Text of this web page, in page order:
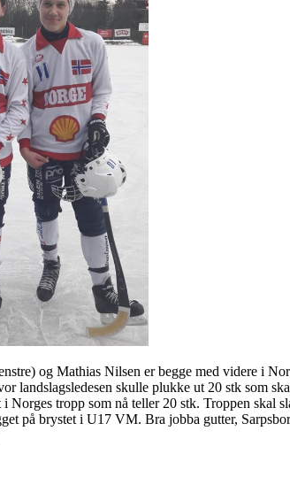
og Mathias Nilsen er begge med videre i
landslagsledesen skulle plukke ut 20 stk som
Norges tropp som nå teller 20 stk. Troppen skal
på brystet i U17 VM. Bra jobba gutter,